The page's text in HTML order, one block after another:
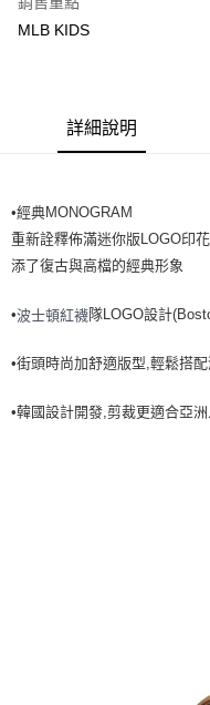
運送方式
全家取貨<不支援離島取退>
7-11取貨付款<未取貨列黑
每筆NT$60，滿NT$499(含
每筆NT$60，滿NT$499(含
宅配滿699免運
MLB KIDS
詳細說明
•經典MONOGRAM
重新詮釋佈滿迷你版LOGO印
添了復古與高檔的經典形象
•波士頓紅襪隊LOGO設計
•街頭時尚加舒適版型,輕鬆搭
•韓國設計開發,剪裁更適合亞洲